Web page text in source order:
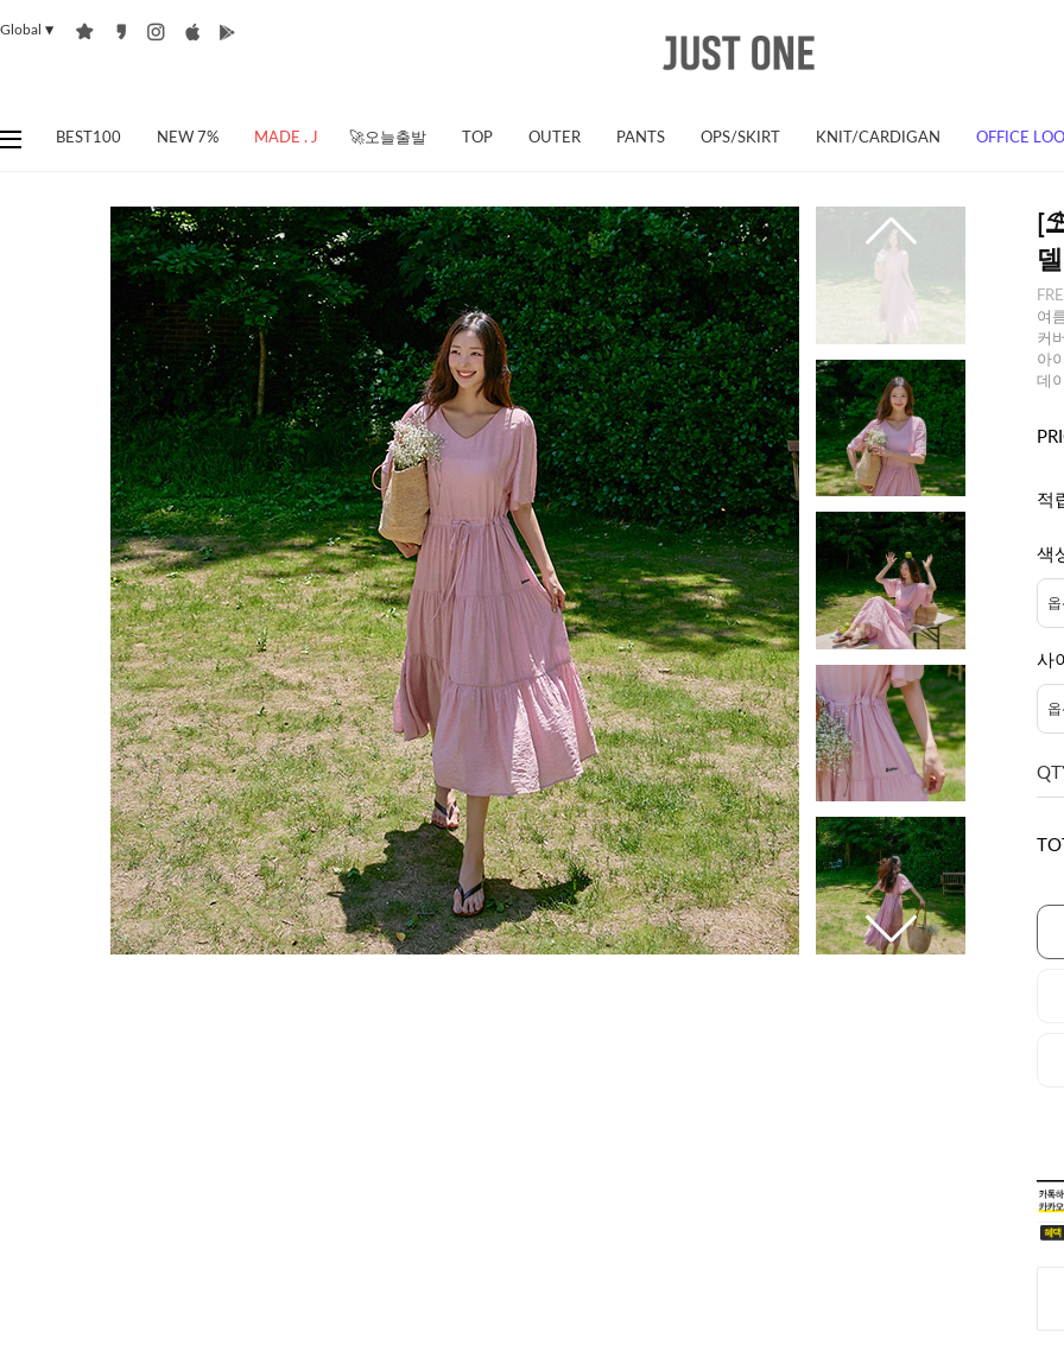
Global ▼
BEST100 NEW 7% MADE . J 🚀오늘출발 TOP OUTER PANTS OPS/SKIRT KNIT/CARDIGAN OFFICE
여
커
아
데
적
색
사